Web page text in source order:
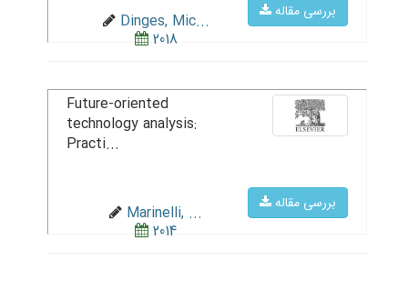
بررسی مقاله
Dinges, Mic...
2018
بررسی مقاله
Future-oriented
technology analysis:
Practi...
Marinelli, ...
2014